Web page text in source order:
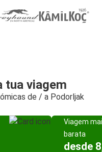
tua viagem
de / a Podorljak
Viagem
barata
desde